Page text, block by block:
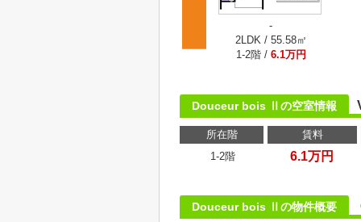
-
2LDK / 55.58㎡
1-2階 / 6.1万円
Douceur bois Ⅱの空室情報
所在階 賃料
1-2階
6.1万円
Douceur bois Ⅱの物件概要